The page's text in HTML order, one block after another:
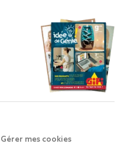
Gérer mes cookies